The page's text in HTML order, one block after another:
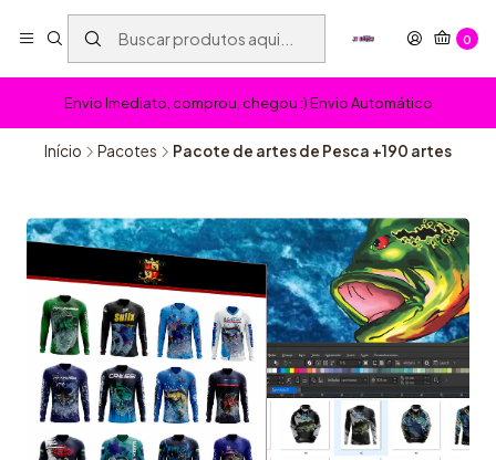
0
Envio Imediato, comprou, chegou :) Envio Automático
Início Pacotes Pacote de artes de Pesca +190 artes